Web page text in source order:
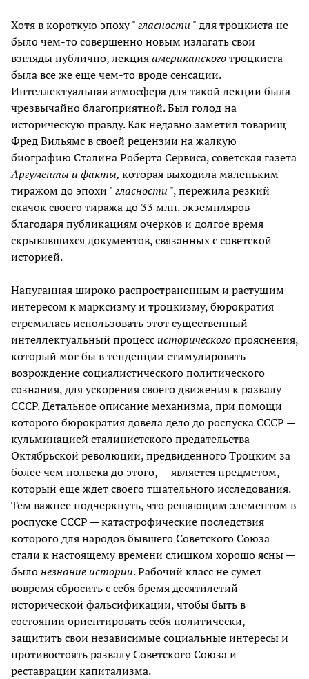
Хотя в короткую эпоху "гласности " для троцкиста не
было чем-то совершенно новым излагать свои
взгляды публично, лекцияамериканскоготроцкиста
была все же еще чем-то вроде сенсации.
Интеллектуальная атмосфера для такой лекции была
чрезвычайно благоприятной. Был голод на
историческую правду. Как недавно заметил товарищ
Фред Вильямс в своей рецензии на жалкую
биографию Сталина Роберта Сервиса, советская газета
Аргументы и факты, которая выходила маленьким
тиражом до эпохи "гласности ", пережила резкий
скачок своего тиража до 33 млн. экземпляров
благодаря публикациям очерков и долгое время
скрывавшихся документов, связанных с советской
историей.
Напуганная широко распространенным и растущим
интересом к марксизму и троцкизму, бюрократия
стремилась использовать этот существенный
интеллектуальный процессисторическогопрояснения,
который мог бы в тенденции стимулировать
возрождение социалистического политического
сознания, для ускорения своего движения к развалу
СССР. Детальное описание механизма, при помощи
которого бюрократия довела дело до роспуска СССР —
кульминацией сталинистского предательства
Октябрьской революции, предвиденного Троцким за
более чем полвека до этого, — является предметом,
который еще ждет своего тщательного исследования.
Тем важнее подчеркнуть, что решающим элементом в
роспуске СССР — катастрофические последствия
которого для народов бывшего Советского Союза
стали к настоящему времени слишком хорошо ясны —
былонезнание истории. Рабочий класс не сумел
вовремя сбросить с себя бремя десятилетий
исторической фальсификации, чтобы быть в
состоянии ориентировать себя политически,
защитить свои независимые социальные интересы и
противостоять развалу Советского Союза и
реставрации капитализма.